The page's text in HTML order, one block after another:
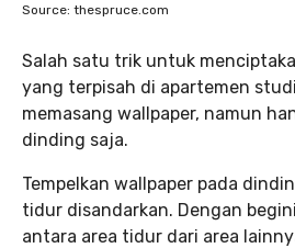
Source: thespruce.com
Salah satu trik untuk
yang terpisah di apartemen
memasang wallpaper, namun
dinding saja.
Tempelkan wallpaper pada
tidur disandarkan. Dengan
antara area tidur dari area